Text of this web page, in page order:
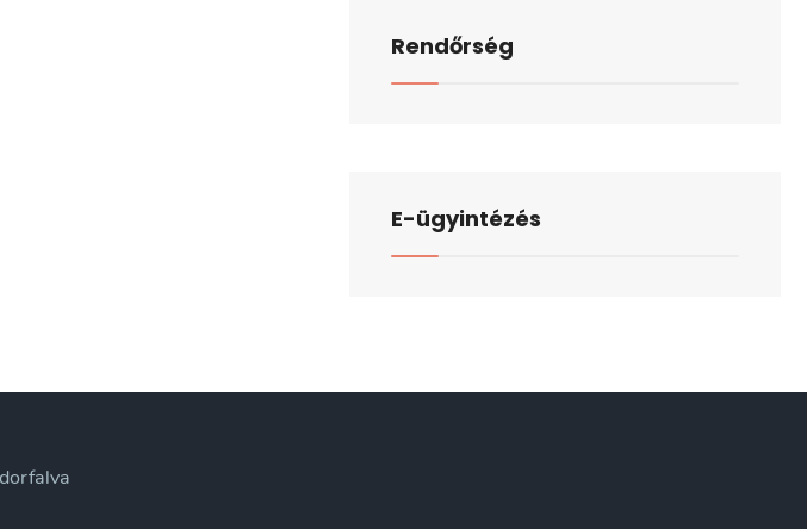
Rendőrség
E-ügyintézés